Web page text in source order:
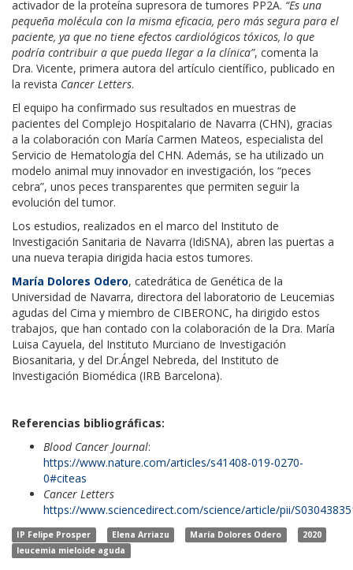
activador de la proteína supresora de tumores PP2A. “Es una
pequeña molécula con la misma eficacia, pero más segura para el
paciente, ya que no tiene efectos cardiológicos tóxicos, lo que
podría contribuir a que pueda llegar a la clínica”, comenta la
Dra. Vicente, primera autora del artículo científico, publicado en
la revista Cancer Letters.
El equipo ha confirmado sus resultados en muestras de
pacientes del Complejo Hospitalario de Navarra (CHN), gracias
a la colaboración con María Carmen Mateos, especialista del
Servicio de Hematología del CHN. Además, se ha utilizado un
modelo animal muy innovador en investigación, los “peces
cebra”, unos peces transparentes que permiten seguir la
evolución del tumor.
Los estudios, realizados en el marco del Instituto de
Investigación Sanitaria de Navarra (IdiSNA), abren las puertas a
una nueva terapia dirigida hacia estos tumores.
María Dolores Odero, catedrática de Genética de la
Universidad de Navarra, directora del laboratorio de Leucemias
agudas del Cima y miembro de CIBERONC, ha dirigido estos
trabajos, que han contado con la colaboración de la Dra. María
Luisa Cayuela, del Instituto Murciano de Investigación
Biosanitaria, y del Dr.Ángel Nebreda, del Instituto de
Investigación Biomédica (IRB Barcelona).
Referencias bibliográficas:
Blood Cancer Journal:
https://www.nature.com/articles/s41408-019-0270-
0#citeas
Cancer Letters
https://www.sciencedirect.com/science/article/pii/
IP Felipe Prosper Elena Arriazu María Dolores Odero
2020
leucemia mieloide aguda